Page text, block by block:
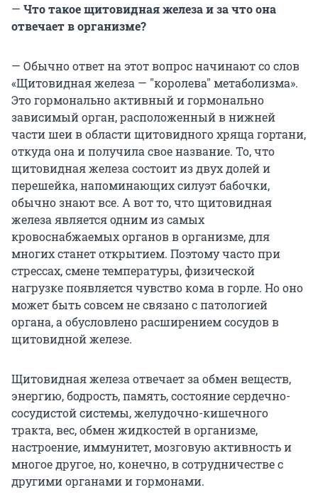
— Что такое щитовидная железа и за что она
отвечает в организме?
— Обычно ответ на этот вопрос начинают со слов
«Щитовидная железа — "королева" метаболизма».
Это гормонально активный и гормонально
зависимый орган, расположенный в нижней
части шеи в области щитовидного хряща гортани,
откуда она и получила свое название. То, что
щитовидная железа состоит из двух долей и
перешейка, напоминающих силуэт бабочки,
обычно знают все. А вот то, что щитовидная
железа является одним из самых
кровоснабжаемых органов в организме, для
многих станет открытием. Поэтому часто при
стрессах, смене температуры, физической
нагрузке появляется чувство кома в горле. Но оно
может быть совсем не связано с патологией
органа, а обусловлено расширением сосудов в
щитовидной железе.
Щитовидная железа отвечает за обмен веществ,
энергию, бодрость, память, состояние сердечно-
сосудистой системы, желудочно-кишечного
тракта, вес, обмен жидкостей в организме,
настроение, иммунитет, мозговую активность и
многое другое, но, конечно, в сотрудничестве с
другими органами и гормонами.